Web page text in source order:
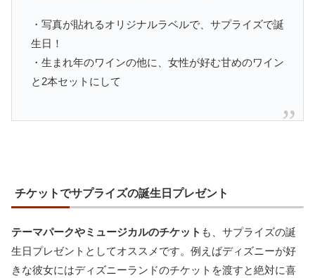
・写真が貼れるオリジナルラベルで、サプライズで誕
生日！
・生まれ年のワインの他に、女性が好む甘めのワイン
と2本セットにして
チケットでサプライズの誕生日プレゼント
テーマパークやミュージカルのチケット も、サプライズの誕
生日プレゼントとしてオススメです。例えばディズニーが好
きな彼女にはディズニーランドのチケットを渡すと絶対に喜